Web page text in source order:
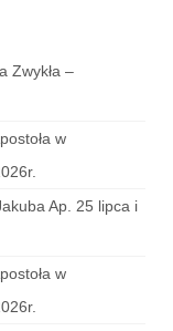
Ciała
Zwykła –
w
Ap. 25 lipca i
w